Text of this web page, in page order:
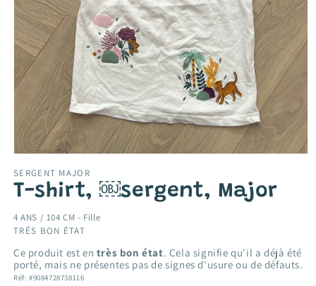
le
média
dans
fenêtre
modale
SERGENT MAJOR
T-shirt, ￼sergent, Major
4 ANS / 104 CM - Fille
TRÉS BON ÉTAT
Ce produit est en très bon état. Cela signifie qu'il a déjà été
porté, mais ne présentes pas de signes d'usure ou de défauts.
Réf: #9084728738116